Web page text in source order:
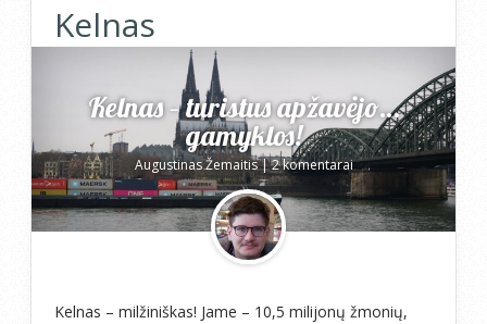
Kelnas
Kelnas – turistus apžavėjo…
gamyklos!
Augustinas Žemaitis|2 komentarai
Kelnas – milžiniškas! Jame – 10,5 milijonų žmonių,